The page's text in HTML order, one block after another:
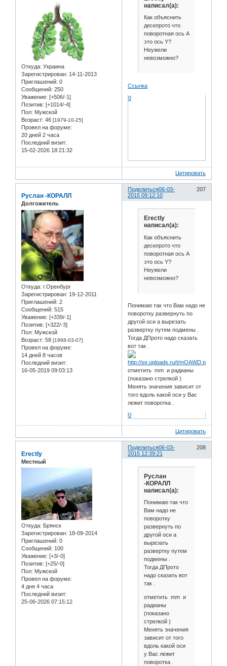
Откуда: Украина
Зарегистрирован: 14-11-2013
Приглашений: 0
Сообщений: 250
Уважение: [+506/-1]
Позитив: [+1014/-4]
Пол: Мужской
Возраст: 46 [1979-10-25]
Провел на форуме:
20 дней 2 часа
Последний визит:
15-02-2026 18:21:32
написал(а):
Как объяснить
дескпрото что
поворотная ось А
это ось Y?
Неужели
невозможно?
Ссылка
0
Цитировать
Поделиться 207
06-03-
2015 09:12:10
Руслан -КОРАЛЛ
Долгожитель
Откуда: г.Оренбург
Зарегистрирован: 19-12-2011
Приглашений: 2
Сообщений: 515
Уважение: [+339/-1]
Позитив: [+322/-3]
Пол: Мужской
Возраст: 58 [1968-03-07]
Провел на форуме:
14 дней 8 часов
Последний визит:
16-05-2019 09:03:13
Erectly
написал(а):
Как объяснить
дескпрото что
поворотная ось А
это ось Y?
Неужели
невозможно?
Понимаю так что Вам надо не
поворотку развернуть по
другой оси а вырезать
развертку путем подмены .
Тогда ДПрото надо сказать
вот так .
отметить mm и радианы
(показано стрелкой )
Менять значения зависит от
того вдоль какой оси у Вас
лежит поворотка .
0
Цитировать
Поделиться 208
06-03-
2015 12:39:21
Erectly
Местный
Откуда: Брянск
Зарегистрирован: 18-09-2014
Приглашений: 0
Сообщений: 100
Уважение: [+3/-0]
Позитив: [+25/-0]
Пол: Мужской
Провел на форуме:
4 дня 4 часа
Последний визит:
25-06-2026 07:15:12
Руслан
-КОРАЛЛ
написал(а):
Понимаю так что
Вам надо не
поворотку
развернуть по
другой оси а
вырезать
развертку путем
подмены .
Тогда ДПрото
надо сказать вот
так .
отметить mm и
радианы
(показано
стрелкой )
Менять значения
зависит от того
вдоль какой оси
у Вас лежит
поворотка .